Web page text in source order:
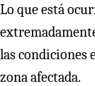
Lo que está
las condiciones
zona afectada.